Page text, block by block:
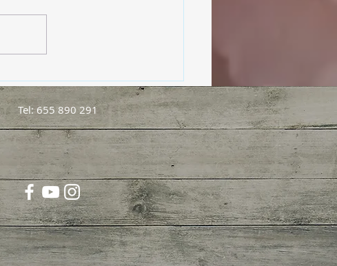
bienestar
Tel: 655 890 291